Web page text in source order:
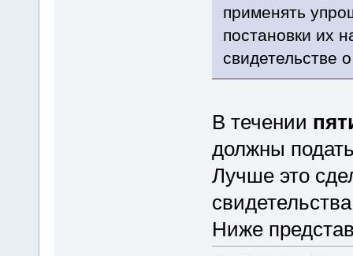
применять
постановки их
свидетельстве
В течении
должны
Лучше это
Ниже